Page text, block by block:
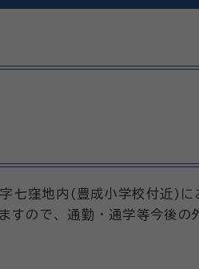
七窪地内(豊成小学校付近)に
すので、通勤・通学等今後の